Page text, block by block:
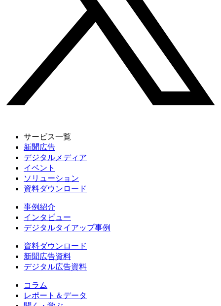
サービス一覧
新聞広告
デジタルメディア
イベント
ソリューション
資料ダウンロード
事例紹介
インタビュー
デジタルタイアップ事例
資料ダウンロード
新聞広告資料
デジタル広告資料
コラム
レポート＆データ